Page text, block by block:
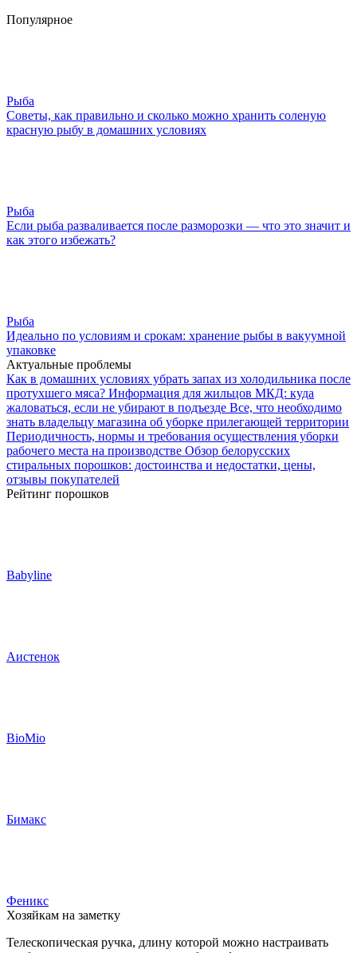
Популярное
Рыба
Советы, как правильно и сколько можно хранить соленую
красную рыбу в домашних условиях
Рыба
Если рыба разваливается после разморозки — что это значит и
как этого избежать?
Рыба
Идеально по условиям и срокам: хранение рыбы в вакуумной
упаковке
Актуальные проблемы
Как в домашних условиях убрать запах из холодильника после
протухшего мяса? Информация для жильцов МКД: куда
жаловаться, если не убирают в подъезде Все, что необходимо
знать владельцу магазина об уборке прилегающей территории
Периодичность, нормы и требования осуществления уборки
рабочего места на производстве Обзор белорусских
стиральных порошков: достоинства и недостатки, цены,
отзывы покупателей
Рейтинг порошков
Babyline
Аистенок
BioMio
Бимакс
Феникс
Хозяйкам на заметку
Телескопическая ручка, длину которой можно настраивать